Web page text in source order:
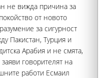
не вижда причина за
от новото
за сигурност
Пакистан, Турция и
Арабия и не смята,
говорителят на
работи Есмаил